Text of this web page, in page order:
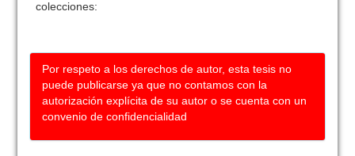
colecciones:
Por respeto a los derechos de autor, esta tesis no
puede publicarse ya que no contamos con la
autorización explícita de su autor o se cuenta con un
convenio de confidencialidad